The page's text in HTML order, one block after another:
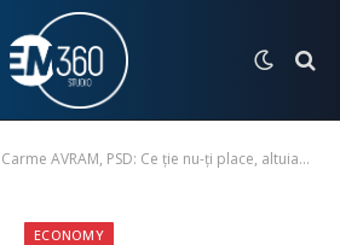
Carme AVRAM, PSD: Ce ție nu-ți place, altuia…
ECONOMY